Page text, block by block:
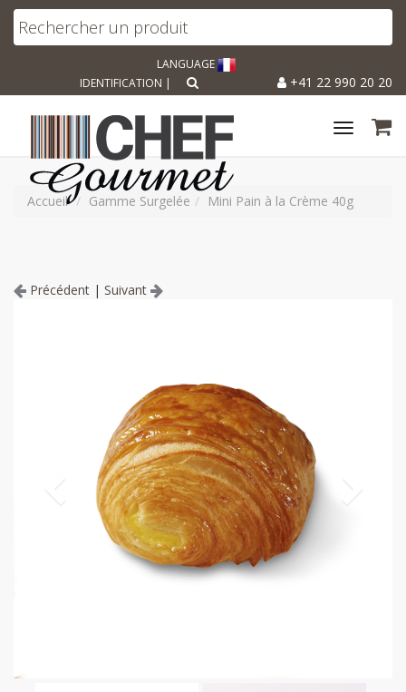
LANGUAGE
+41 22 990 20 20
IDENTIFICATION |
Toggle
Accueil Gamme Surgelée Mini Pain à la Crème 40g
Précédent | Suivant